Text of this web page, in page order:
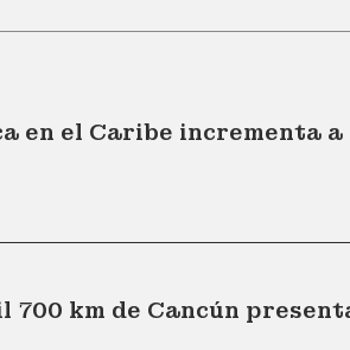
en el Caribe incrementa a
km de Cancún